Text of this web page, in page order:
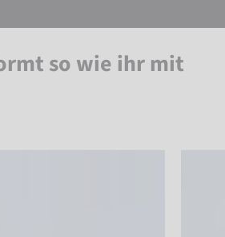
so wie ihr mit